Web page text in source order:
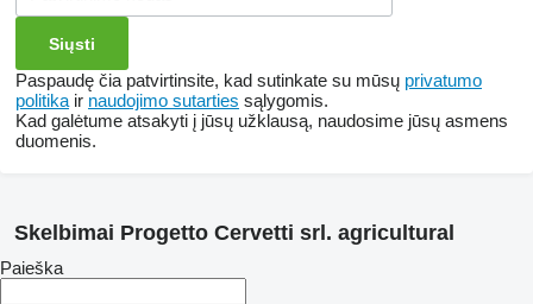
Paspaudę čia patvirtinsite, kad sutinkate su mūsų privatumo
politika ir naudojimo sutarties sąlygomis.
Kad galėtume atsakyti į jūsų užklausą, naudosime jūsų asmens
duomenis.
Skelbimai Progetto Cervetti srl. agricultural
Paieška